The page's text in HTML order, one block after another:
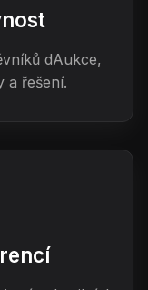
dAukce,
a řešení.